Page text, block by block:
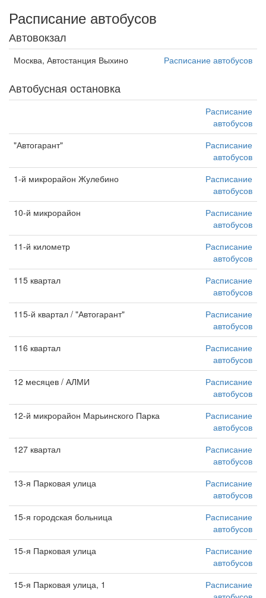
Расписание автобусов
Автовокзал
Москва, Автостанция Выхино Расписание автобусов
Автобусная остановка
Расписание
автобусов
"Автогарант"
Расписание
автобусов
1-й микрорайон Жулебино
Расписание
автобусов
10-й микрорайон
Расписание
автобусов
11-й километр
Расписание
автобусов
115 квартал
Расписание
автобусов
115-й квартал / "Автогарант"
Расписание
автобусов
116 квартал
Расписание
автобусов
12 месяцев / АЛМИ
Расписание
автобусов
12-й микрорайон Марьинского Парка
Расписание
автобусов
127 квартал
Расписание
автобусов
13-я Парковая улица
Расписание
автобусов
15-я городская больница
Расписание
автобусов
15-я Парковая улица
Расписание
автобусов
15-я Парковая улица, 1
Расписание